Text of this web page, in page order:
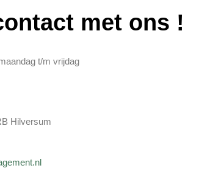
met ons !
t/m vrijdag
Hilversum